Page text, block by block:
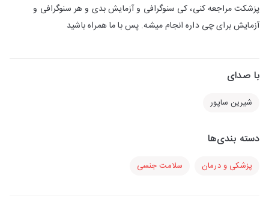
پزشکت مراجعه کنی، کی سنوگرافی و آزمایش بدی و هر سنوگرافی و
آزمایش برای چی داره انجام میشه. پس با ما همراه باشید
با صدای
شیرین ساپور
دسته بندی‌ها
پزشکی و درمان سلامت جنسی